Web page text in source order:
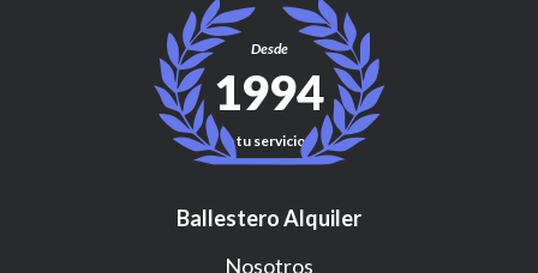
Desde
1994
a tu servicio!
Ballestero Alquiler
Nosotros